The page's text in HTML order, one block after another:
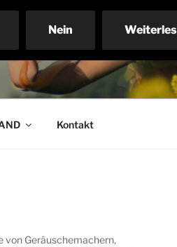
Kontakt
von Geräuschemachern,
Nein